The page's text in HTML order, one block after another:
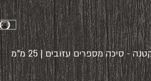
- סיכה מספרים עזובים | 25 מ"מ